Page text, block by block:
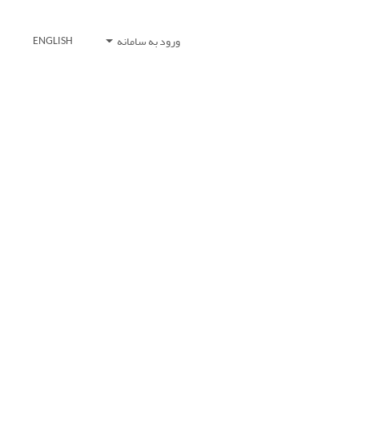
ورود به سامانه ENGLISH